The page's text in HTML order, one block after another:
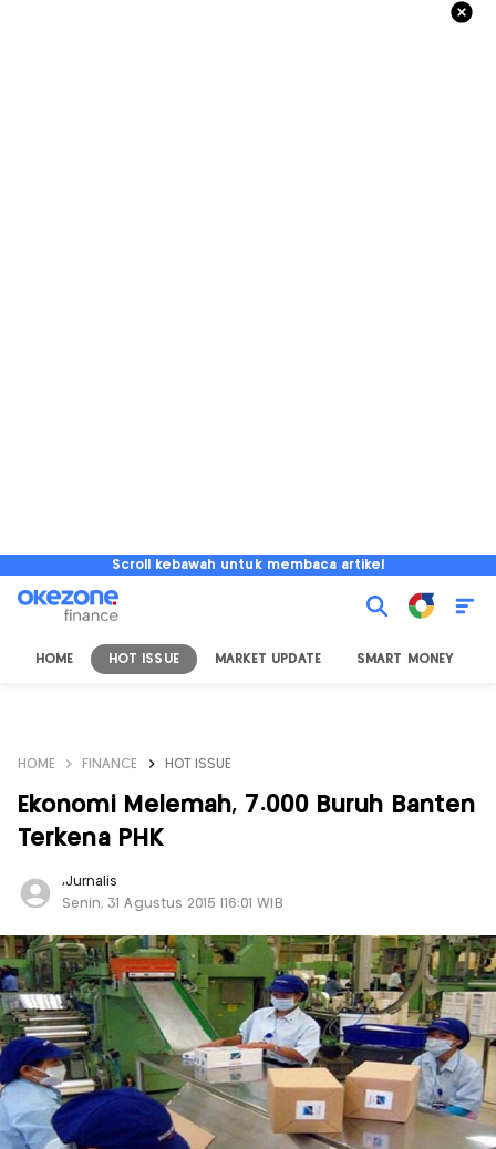
Scroll kebawah untuk membaca artikel
HOME HOT ISSUE MARKET UPDATE SMART MONEY
HOME FINANCE HOT ISSUE
Ekonomi Melemah, 7.000 Buruh Banten
Terkena PHK
,Jurnalis
Senin, 31 Agustus 2015 |16:01 WIB